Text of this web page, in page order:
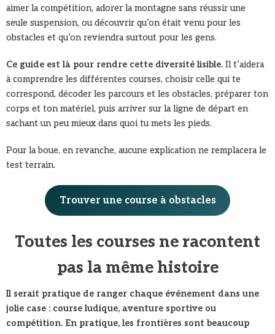
aimer la compétition, adorer la montagne sans réussir une
seule suspension, ou découvrir qu’on était venu pour les
obstacles et qu’on reviendra surtout pour les gens.
Ce guide est là pour rendre cette diversité lisible. Il t’aidera
à comprendre les différentes courses, choisir celle qui te
correspond, décoder les parcours et les obstacles, préparer ton
corps et ton matériel, puis arriver sur la ligne de départ en
sachant un peu mieux dans quoi tu mets les pieds.
Pour la boue, en revanche, aucune explication ne remplacera le
test terrain.
Trouver une course à obstacles
Toutes les courses ne racontent
pas la même histoire
Il serait pratique de ranger chaque événement dans une
jolie case : course ludique, aventure sportive ou
compétition. En pratique, les frontières sont beaucoup